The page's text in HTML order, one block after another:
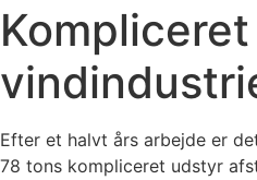
Faciliteter
Samarbejdspartnere
Historie
QHSE
Kontakt
Efter et halvt års arbejde er
78 tons kompliceret udstyr